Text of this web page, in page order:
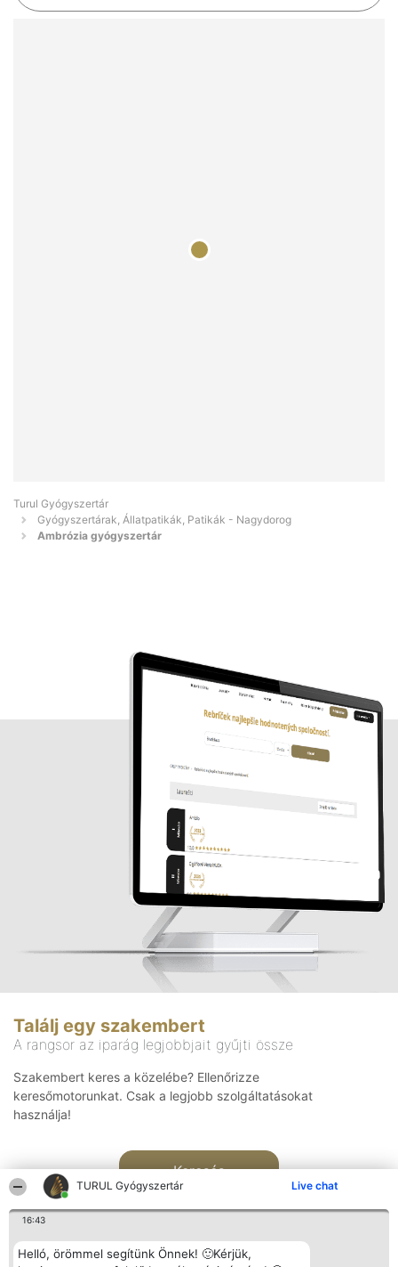
TURUL Gyógyszertár Live chat
16:43
Helló, örömmel segítünk Önnek! 🙂Kérjük,
Turul Gyógyszertár
Gyógyszertárak, Állatpatikák, Patikák - Nagydorog
Ambrózia gyógyszertár
Találj egy szakembert
A rangsor az iparág legjobbjait gyűjti össze
Szakembert keres a közelébe? Ellenőrizze
keresőmotorunkat. Csak a legjobb szolgáltatásokat
használja!
Keresés